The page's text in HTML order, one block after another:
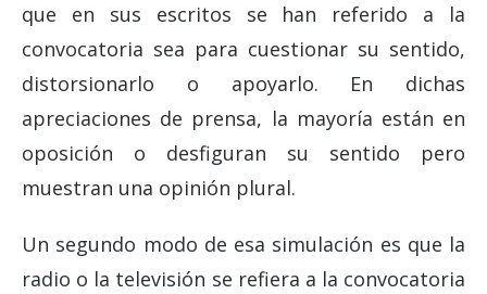
que en sus escritos se han referido a la
convocatoria sea para cuestionar su sentido,
distorsionarlo o apoyarlo. En dichas
apreciaciones de prensa, la mayoría están en
oposición o desfiguran su sentido pero
muestran una opinión plural.
Un segundo modo de esa simulación es que la
radio o la televisión se refiera a la convocatoria